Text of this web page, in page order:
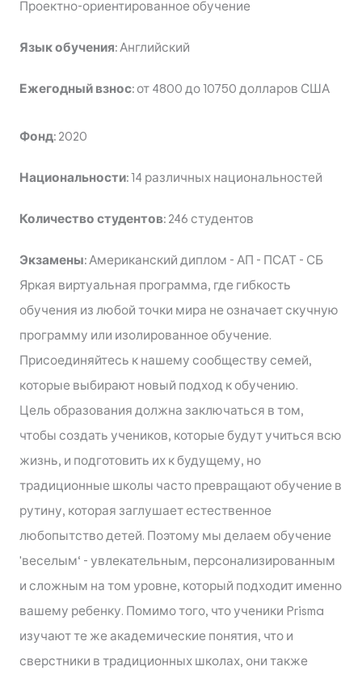
Проектно-ориентированное обучение
Язык обучения: Английский
Ежегодный взнос: от 4800 до 10750 долларов США
Фонд: 2020
Национальности: 14 различных национальностей
Количество студентов: 246 студентов
Экзамены: Американский диплом - АП - ПСАТ - СБ
Яркая виртуальная программа, где гибкость
обучения из любой точки мира не означает скучную
программу или изолированное обучение.
Присоединяйтесь к нашему сообществу семей,
которые выбирают новый подход к обучению.
Цель образования должна заключаться в том,
чтобы создать учеников, которые будут учиться всю
жизнь, и подготовить их к будущему, но
традиционные школы часто превращают обучение в
рутину, которая заглушает естественное
любопытство детей. Поэтому мы делаем обучение
'веселым‘ - увлекательным, персонализированным
и сложным на том уровне, который подходит именно
вашему ребенку. Помимо того, что ученики Prisma
изучают те же академические понятия, что и
сверстники в традиционных школах, они также